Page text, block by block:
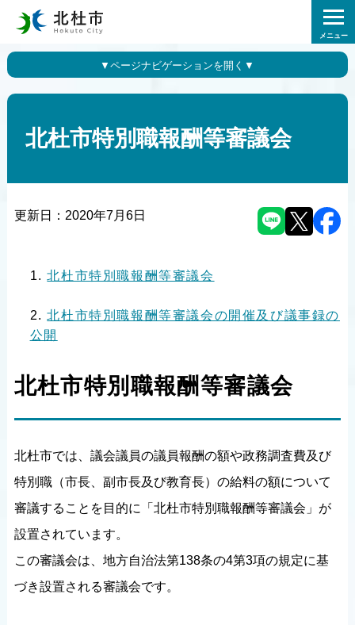
メニュー
北杜市特別職報酬等審議会
更新日： 2020年7月6日
北杜市特別職報酬等審議会
北杜市特別職報酬等審議会の開催及び議事録の
公開
北杜市特別職報酬等審議会
北杜市では、議会議員の議員報酬の額や政務調査費及び
特別職（市長、副市長及び教育長）の給料の額について
審議することを目的に「北杜市特別職報酬等審議会」が
設置されています。
この審議会は、地方自治法第138条の4第3項の規定に基
づき設置される審議会です。